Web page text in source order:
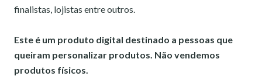
finalistas, lojistas entre outros.
Este é um produto digital destinado a pessoas que
queiram personalizar produtos. Não vendemos
produtos físicos.